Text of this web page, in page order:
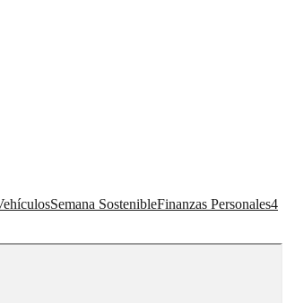
Semana SostenibleFinanzas Personales4